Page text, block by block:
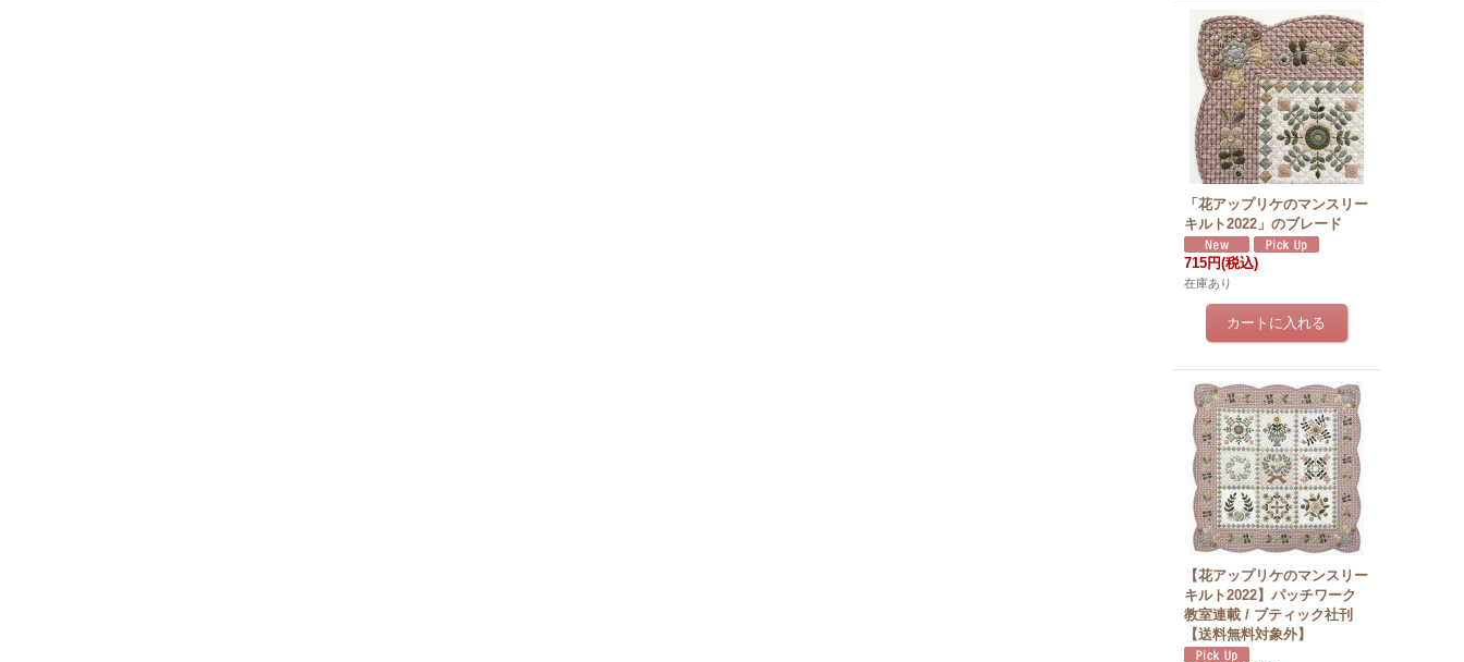
「花アップリケのマンスリー
キルト2022」のブレード
715円(税込)
在庫あり
【花アップリケのマンスリー
キルト2022】パッチワーク
教室連載 / ブティック社刊
【送料無料対象外】